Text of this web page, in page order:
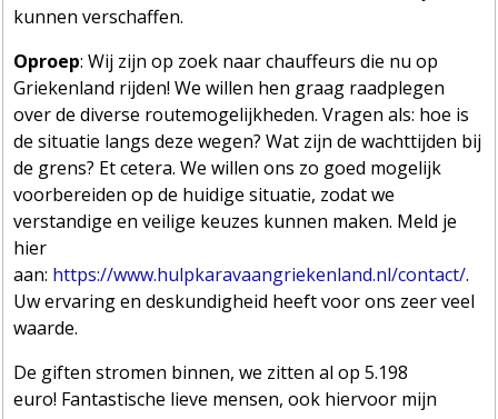
kunnen verschaffen.
Oproep: Wij zijn op zoek naar chauffeurs die nu op
Griekenland rijden! We willen hen graag raadplegen
over de diverse routemogelijkheden. Vragen als: hoe is
de situatie langs deze wegen? Wat zijn de wachttijden bij
de grens? Et cetera. We willen ons zo goed mogelijk
voorbereiden op de huidige situatie, zodat we
verstandige en veilige keuzes kunnen maken. Meld je
hier
aan: https://www.hulpkaravaangriekenland.nl/contact/.
Uw ervaring en deskundigheid heeft voor ons zeer veel
waarde.
De giften stromen binnen, we zitten al op 5.198
euro! Fantastische lieve mensen, ook hiervoor mijn